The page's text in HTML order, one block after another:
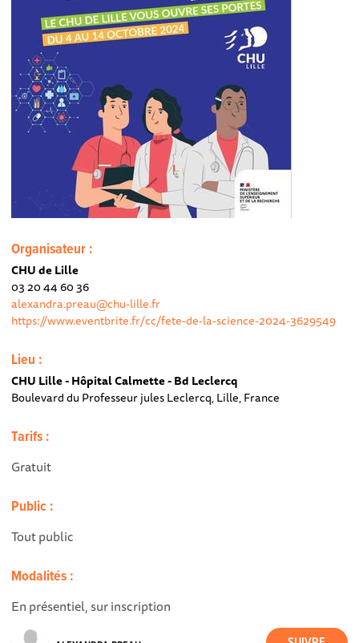
Organisateur :
CHU de Lille
03 20 44 60 36
alexandra.preau@chu-lille.fr
https://www.eventbrite.fr/cc/fete-de-la-science-2024-3629549
Lieu :
CHU Lille - Hôpital Calmette - Bd Leclercq
Boulevard du Professeur jules Leclercq, Lille, France
Tarifs :
Gratuit
Public :
Tout public
Modalités :
En présentiel, sur inscription